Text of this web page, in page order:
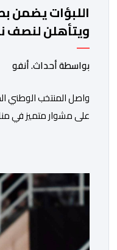
اللبؤات يضمن
ويتأهلن لنصف
بواسطة أحداث. أنفو
واصل المنتخب الوطني
على مشوار متميز في
التي جمعتهما، مساء
الحسن بالرباط، برسم
مشاركته […]